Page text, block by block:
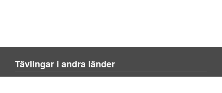
Tävlingar i andra länder